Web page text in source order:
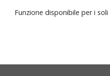
Funzione disponibile per i